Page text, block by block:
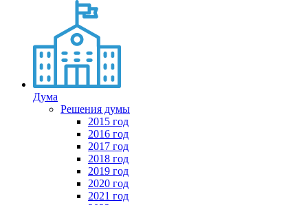
Дума
Решения думы
2015 год
2016 год
2017 год
2018 год
2019 год
2020 год
2021 год